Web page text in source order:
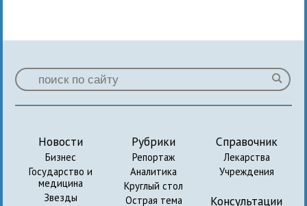
Новости
Бизнес
Государство и
медицина
Звезды
Рубрики
Репортаж
Аналитика
Круглый стол
Острая тема
Справочник
Лекарства
Учреждения
Консультации